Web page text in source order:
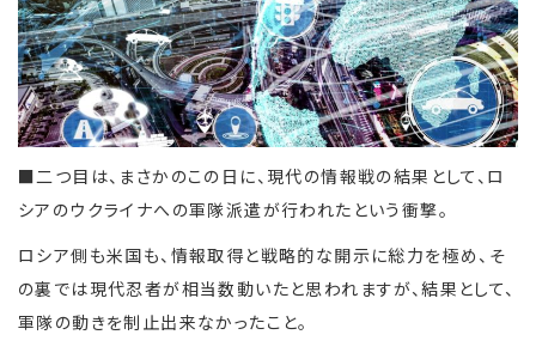
■二つ目は、まさかのこの日に、現代の情報戦の結果として、ロ
シアのウクライナへの軍隊派遣が行われたという衝撃。
ロシア側も米国も、情報取得と戦略的な開示に総力を極め、そ
の裏では現代忍者が相当数動いたと思われますが、結果として、
軍隊の動きを制止出来なかったこと。